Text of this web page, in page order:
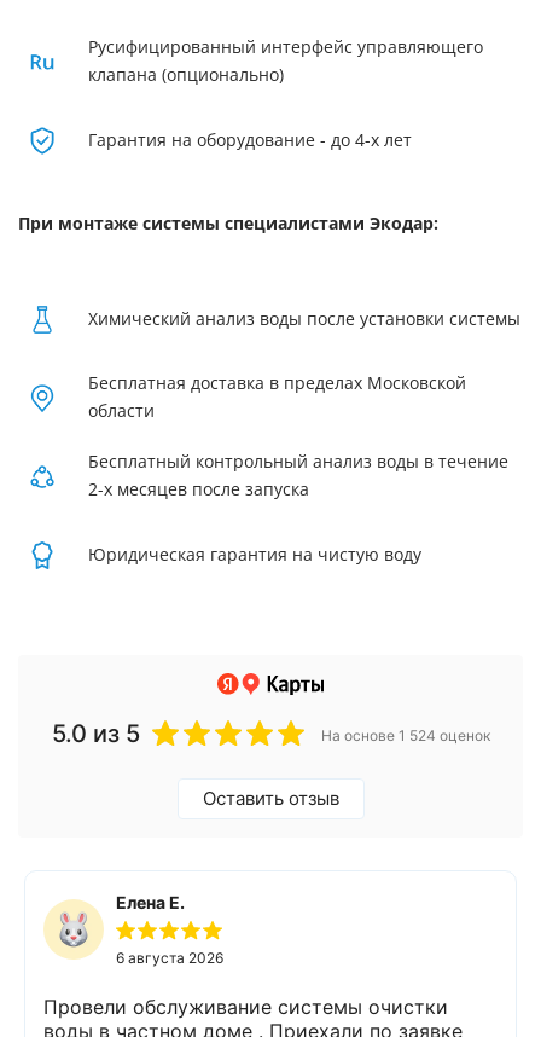
Русифицированный интерфейс управляющего
клапана (опционально)
Гарантия на оборудование - до 4-х лет
При монтаже системы специалистами Экодар:
Химический анализ воды после установки системы
Бесплатная доставка в пределах Московской
области
Бесплатный контрольный анализ воды в течение
2-х месяцев после запуска
Юридическая гарантия на чистую воду
5.0 из 5 На основе 1 524 оценок
Оставить отзыв
Елена Е.
6 августа 2026
Провели обслуживание системы очистки
воды в частном доме . Приехали по заявке